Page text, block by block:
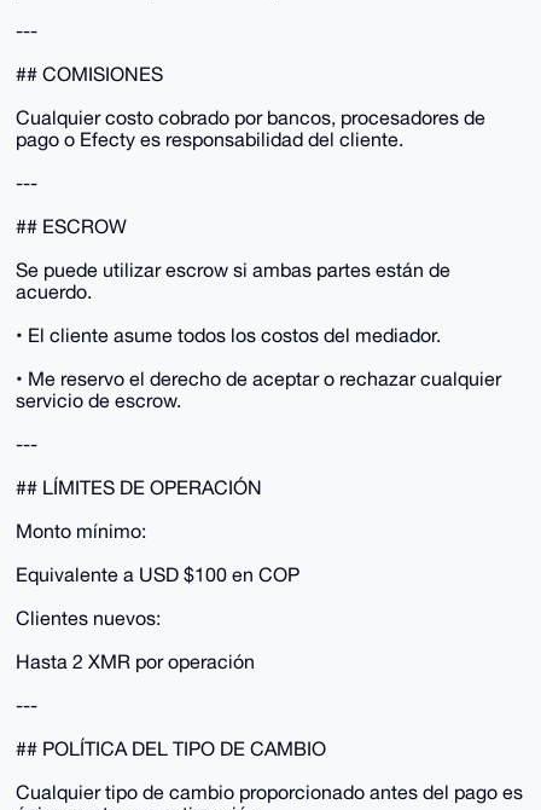
---
## COMISIONES
Cualquier costo cobrado por bancos, procesadores de
pago o Efecty es responsabilidad del cliente.
---
## ESCROW
Se puede utilizar escrow si ambas partes están de
acuerdo.
• El cliente asume todos los costos del mediador.
• Me reservo el derecho de aceptar o rechazar cualquier
servicio de escrow.
---
## LÍMITES DE OPERACIÓN
Monto mínimo:
Equivalente a USD $100 en COP
Clientes nuevos:
Hasta 2 XMR por operación
---
## POLÍTICA DEL TIPO DE CAMBIO
Cualquier tipo de cambio proporcionado antes del pago es